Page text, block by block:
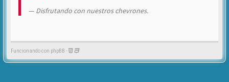
Disfrutando con nuestros chevrones.
Funcionando con phpBB -